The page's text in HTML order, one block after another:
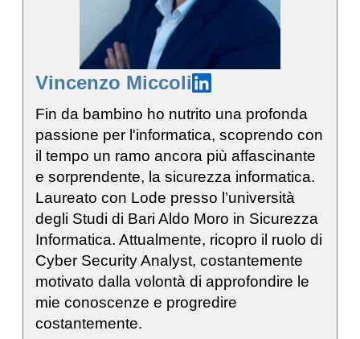
Vincenzo Miccoli
Fin da bambino ho nutrito una profonda
passione per l'informatica, scoprendo con
il tempo un ramo ancora più affascinante
e sorprendente, la sicurezza informatica.
Laureato con Lode presso l’università
degli Studi di Bari Aldo Moro in Sicurezza
Informatica. Attualmente, ricopro il ruolo di
Cyber Security Analyst, costantemente
motivato dalla volontà di approfondire le
mie conoscenze e progredire
costantemente.